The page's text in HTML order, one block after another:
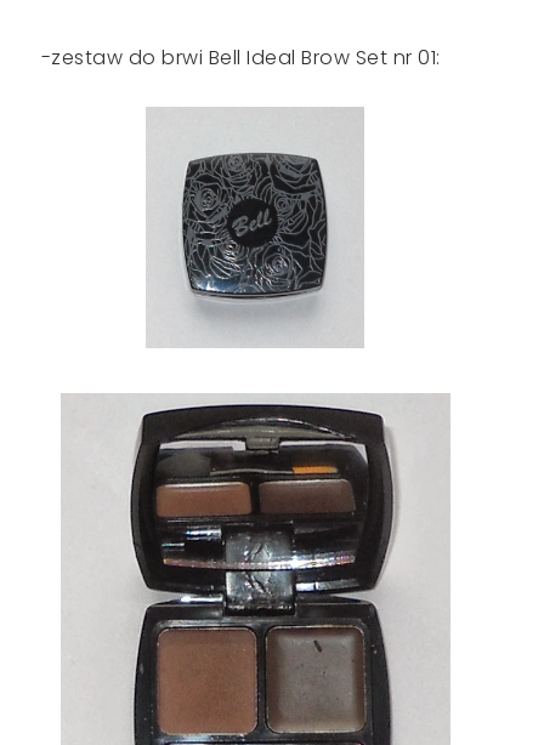
-zestaw do brwi Bell Ideal Brow Set nr 01: